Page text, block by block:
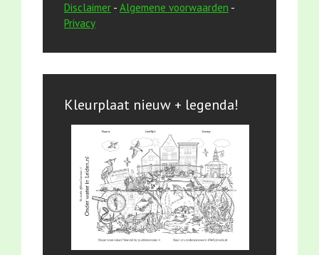
Disclaimer - Algemene voorwaarden -
Privacy
Kleurplaat nieuw + legenda!